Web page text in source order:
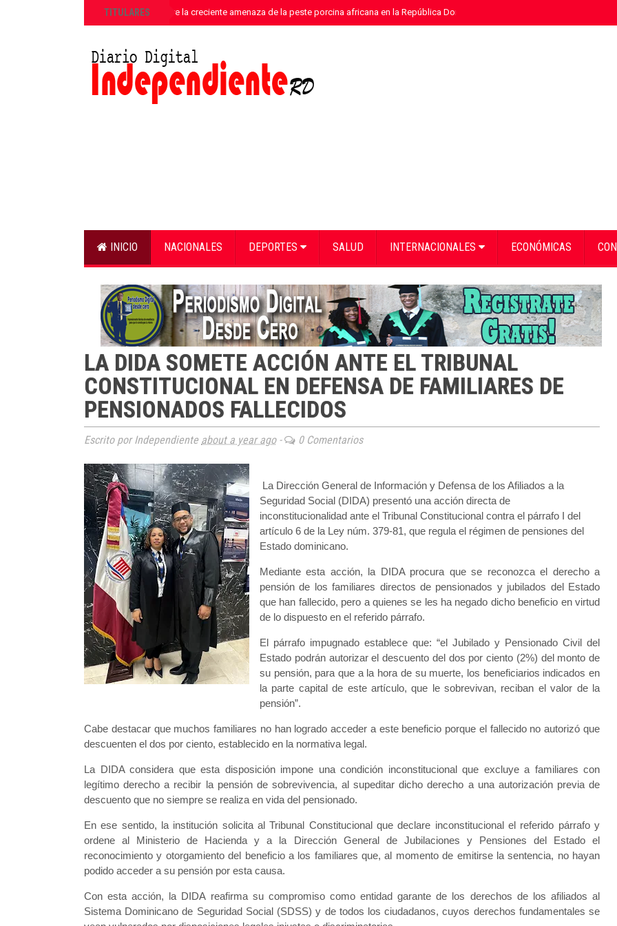
TITULARES
»ANPA alerta sobre la creciente amenaza de la peste porcina africana en la República Dominicana
INICIO NACIONALES DEPORTES SALUD INTERNACIONALES ECONÓMICAS
LA DIDA SOMETE ACCIÓN ANTE EL TRIBUNAL
CONSTITUCIONAL EN DEFENSA DE FAMILIARES DE
PENSIONADOS FALLECIDOS
Escrito por Independiente about a year ago- 0 Comentarios
La Dirección General de Información y Defensa de los Afiliados a la
Seguridad Social (DIDA) presentó una acción directa de
inconstitucionalidad ante el Tribunal Constitucional contra el párrafo I del
artículo 6 de la Ley núm. 379-81, que regula el régimen de pensiones del
Estado dominicano.
Mediante esta acción, la DIDA procura que se reconozca el derecho a
pensión de los familiares directos de pensionados y jubilados del Estado
que han fallecido, pero a quienes se les ha negado dicho beneficio en virtud
de lo dispuesto en el referido párrafo.
El párrafo impugnado establece que: “el Jubilado y Pensionado Civil del
Estado podrán autorizar el descuento del dos por ciento (2%) del monto de
su pensión, para que a la hora de su muerte, los beneficiarios indicados en
la parte capital de este artículo, que le sobrevivan, reciban el valor de la
pensión”.
Cabe destacar que muchos familiares no han logrado acceder a este beneficio porque el fallecido no autorizó que
descuenten el dos por ciento, establecido en la normativa legal.
La DIDA considera que esta disposición impone una condición inconstitucional que excluye a familiares con
legítimo derecho a recibir la pensión de sobrevivencia, al supeditar dicho derecho a una autorización previa de
descuento que no siempre se realiza en vida del pensionado.
En ese sentido, la institución solicita al Tribunal Constitucional que declare inconstitucional el referido párrafo y
ordene al Ministerio de Hacienda y a la Dirección General de Jubilaciones y Pensiones del Estado el
reconocimiento y otorgamiento del beneficio a los familiares que, al momento de emitirse la sentencia, no hayan
podido acceder a su pensión por esta causa.
Con esta acción, la DIDA reafirma su compromiso como entidad garante de los derechos de los afiliados al
Sistema Dominicano de Seguridad Social (SDSS) y de todos los ciudadanos, cuyos derechos fundamentales se